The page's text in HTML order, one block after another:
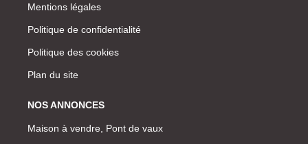
Mentions légales
Politique de confidentialité
Politique des cookies
Plan du site
NOS ANNONCES
Maison à vendre, Pont de vaux